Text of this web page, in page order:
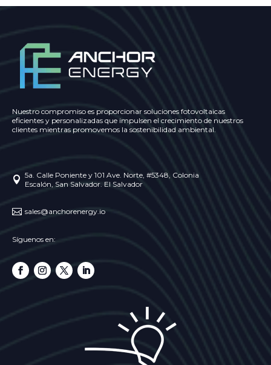
Nuestro compromiso es proporcionar soluciones fotovoltaicas
eficientes y personalizadas que impulsen el crecimiento de nuestros
clientes mientras promovemos la sostenibilidad ambiental.
 5a. Calle Poniente y 101 Ave. Norte, #5348, Colonia
Escalón, San Salvador. El Salvador
 sales@anchorenergy.io
Síguenos en: